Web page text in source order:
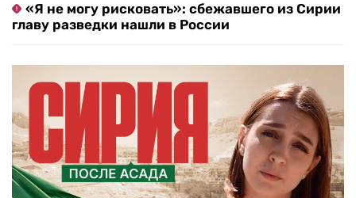
«Я не могу рисковать»: сбежавшего из Сирии
главу разведки нашли в России